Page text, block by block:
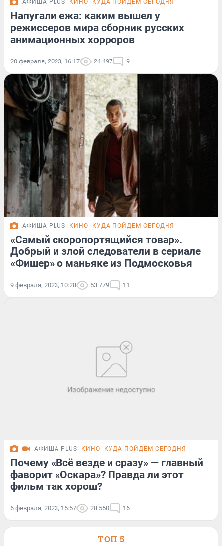
АФИША PLUS КИНО КУДА ПОЙДЕМ СЕГОДНЯ
Напугали ежа: каким вышел у
режиссеров мира сборник русских
анимационных хорроров
20 февраля, 2023, 16:17 24 497 9
АФИША PLUS КИНО КУДА ПОЙДЕМ СЕГОДНЯ
«Самый скоропортящийся товар».
Добрый и злой следователи в сериале
«Фишер» о маньяке из Подмосковья
9 февраля, 2023, 10:28 53 779 11
АФИША PLUS КИНО КУДА ПОЙДЕМ СЕГОДНЯ
Почему «Всё везде и сразу» — главный
фаворит «Оскара»? Правда ли этот
фильм так хорош?
6 февраля, 2023, 15:57 28 550 16
ТОП 5